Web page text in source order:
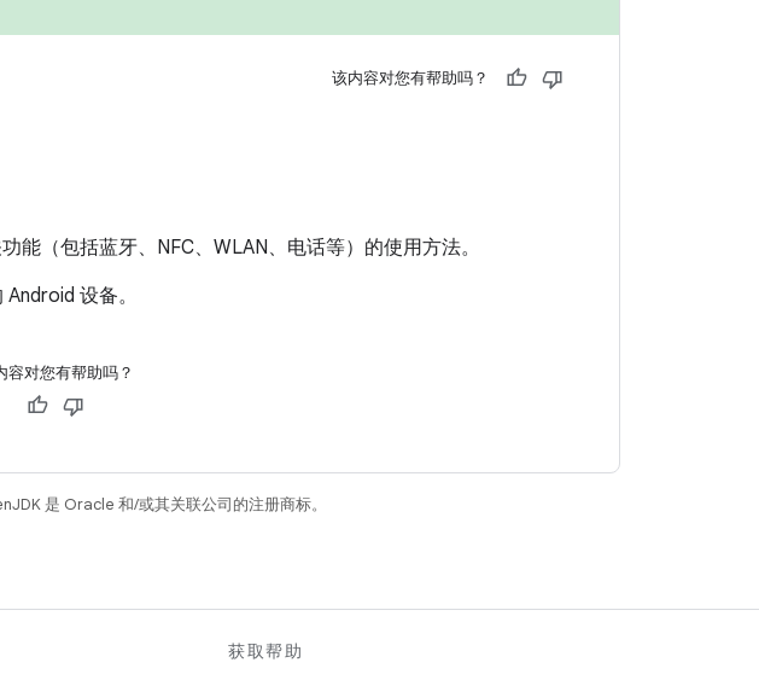
该内容对您有帮助吗？
（包括蓝牙、NFC、WLAN、电话等）的使用方法。
设备。
容对您有帮助吗？
是 Oracle 和/或其关联公司的注册商标。
获取帮助